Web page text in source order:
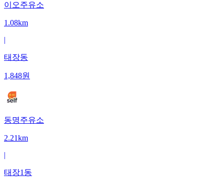
이오주유소
1.08km
|
태장동
1,848원
동명주유소
2.21km
|
태장1동